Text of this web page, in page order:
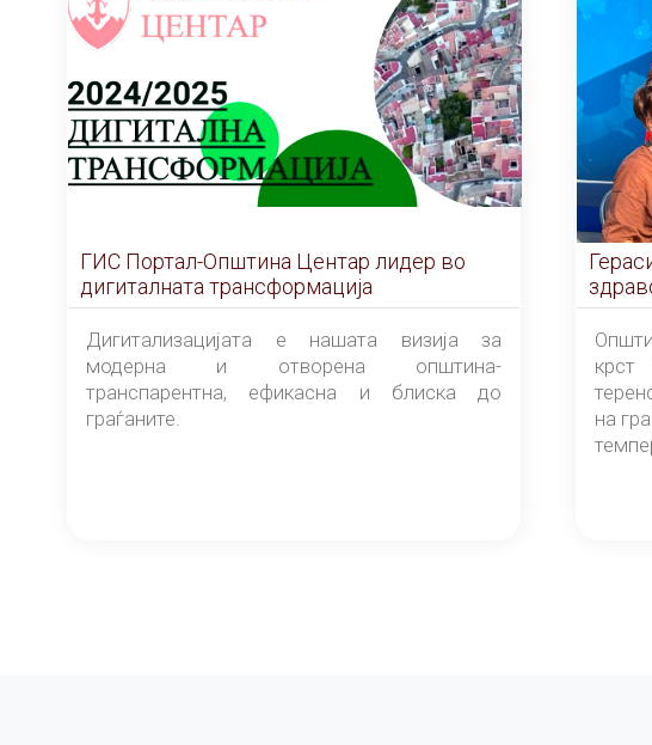
ГИС Портал-Општина Центар лидер во
дигиталната трансформација
Дигитализацијата е нашата визија за
модерна и отворена општина-
транспарентна, ефикасна и блиска до
граѓаните.
крст
на